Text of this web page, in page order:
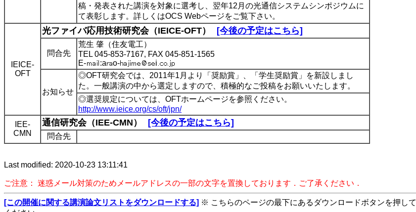
稿・発表された講演を対象に選考し、翌年12月の光通信システムシンポジウムに
て表彰します。詳しくはOCS Webページをご覧下さい。
IEICE-
OFT
光ファイバ応用技術研究会（IEICE-OFT） [今後の予定はこちら]
問合先
荒生 肇（住友電工）
TEL 045-853-7167, FAX 045-851-1565
E-
:a o- i
お知らせ
◎OFT研究会では、2011年1月より「奨励賞」、「学生奨励賞」を新設しまし
た。一般講演の中から選定しますので、積極的なご投稿をお願いいたします。
◎選奨規定については、OFTホームページを参照ください。
http://www.ieice.org/cs/oft/jpn/
IEE-
CMN
通信研究会（IEE-CMN） [今後の予定はこちら]
問合先
Last modified: 2020-10-23 13:11:41
ご注意： 迷惑メール対策のためメールアドレスの一部の文字を置換しております．ご了承ください．
[この開催に関する講演論文リストをダウンロードする] ※ こちらのページの最下にあるダウンロードボタンを押して